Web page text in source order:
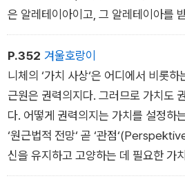
은 알레테이아이고, 그 알레테이아를
이다. 그런데 이런 시원적인 진리 개념
테이아‘는 곧 망각됐고, 플라톤 이래로
정하는 척도가 돼 근대에 들어와서는
이 되고 말았다.
P.352 겨울호랑이
니체의 ‘가치 사상‘은 어디에서 비롯
근원은 권력의지다. 그러므로 가치도
다. 어떻게 권력의지는 가치를 설정하
‘원근법적 전망‘ 곧 ‘관점
신을 유지하고 고양하는 데 필요한 가
권력의지는 자기 유지와 자기 고양이